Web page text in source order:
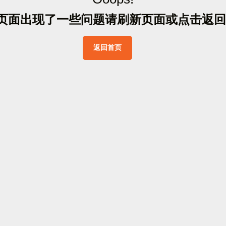
面出现了一些问题请刷新页面或点击返 回
返回首页